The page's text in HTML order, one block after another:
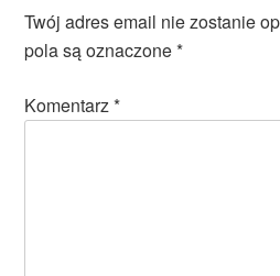
Twój adres email nie zostanie
pola są oznaczone*
Komentarz*